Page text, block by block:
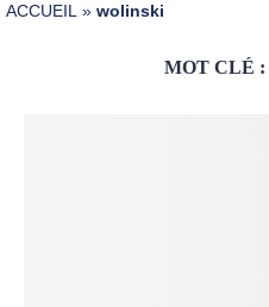
ACCUEIL » wolinski
MOT CLÉ :